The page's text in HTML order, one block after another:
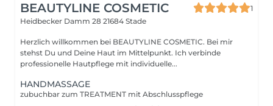
BEAUTYLINE COSMETIC
1
Heidbecker Damm 28 21684 Stade
Herzlich willkommen bei BEAUTYLINE COSMETIC. Bei mir
stehst Du und Deine Haut im Mittelpunkt. Ich verbinde
professionelle Hautpflege mit individuelle...
HANDMASSAGE
zubuchbar zum TREATMENT mit Abschlusspflege